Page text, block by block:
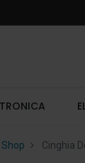
Shop Cinghia